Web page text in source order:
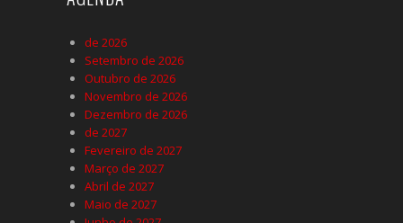
de 2026
Setembro de 2026
Outubro de 2026
Novembro de 2026
Dezembro de 2026
de 2027
Fevereiro de 2027
Março de 2027
Abril de 2027
Maio de 2027